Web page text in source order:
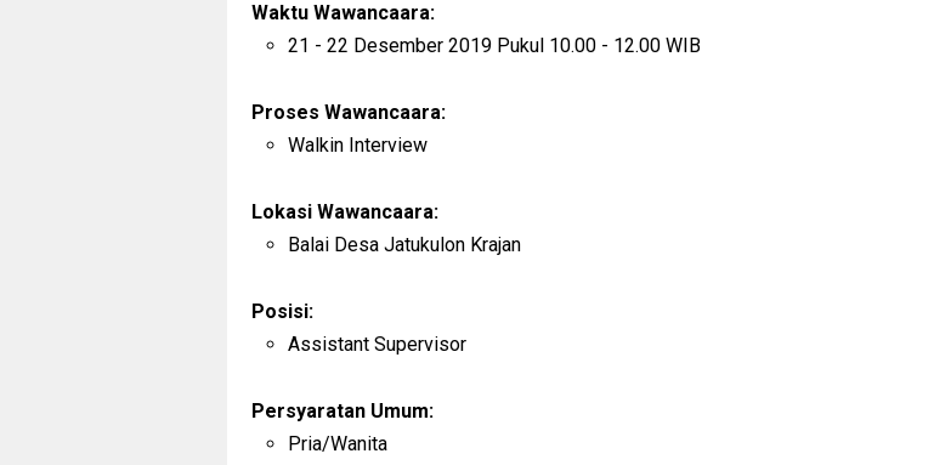
Waktu Wawancaara:
21 - 22 Desember 2019 Pukul 10.00 - 12.00 WIB
Proses Wawancaara:
Walkin Interview
Lokasi Wawancaara:
Balai Desa Jatukulon Krajan
Posisi:
Assistant Supervisor
Persyaratan Umum:
Pria/Wanita